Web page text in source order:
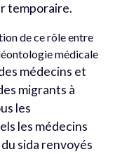
temporaire.
de ce rôle entre
médicale
médecins et
migrants à
les
les médecins
sida renvoyés